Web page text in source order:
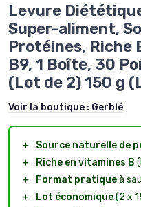
Levure
Super-aliment,
Protéines, Riche
B9, 1 Boîte, 30
(Lot de 2) 150 g
Voir la boutique : Gerblé
＋
Source naturelle de
＋
Riche en vitamines B
＋
Format pratiqueà
＋
Lot économique(2 x